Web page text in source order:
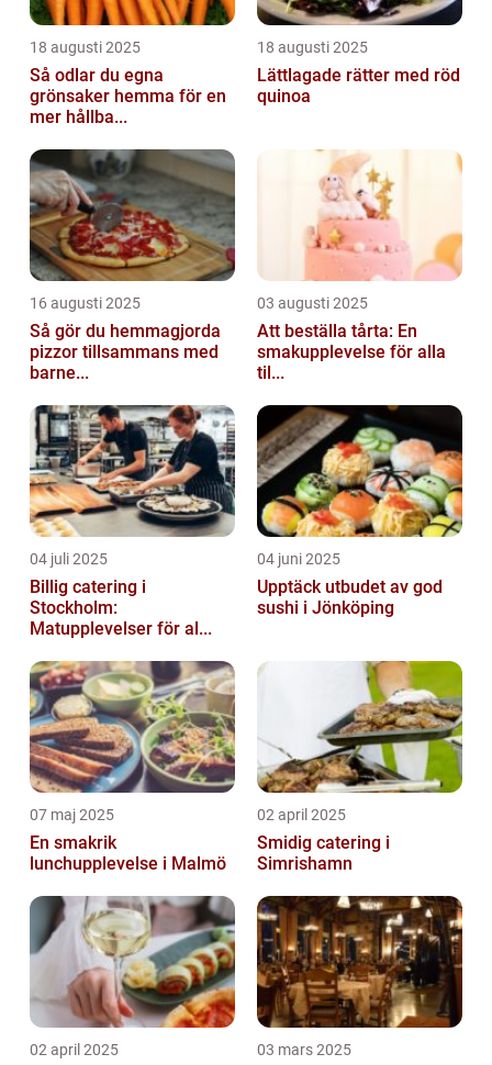
18 augusti 2025
Så odlar du egna
grönsaker hemma för en
mer hållba...
18 augusti 2025
Lättlagade rätter med röd
quinoa
16 augusti 2025
Så gör du hemmagjorda
pizzor tillsammans med
barne...
03 augusti 2025
Att beställa tårta: En
smakupplevelse för alla
til...
04 juli 2025
Billig catering i
Stockholm:
Matupplevelser för al...
04 juni 2025
Upptäck utbudet av god
sushi i Jönköping
07 maj 2025
En smakrik
lunchupplevelse i Malmö
02 april 2025
Smidig catering i
Simrishamn
02 april 2025 03 mars 2025